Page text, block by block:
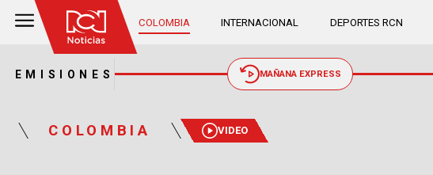
COLOMBIA INTERNACIONAL DEPORTES RCN
EMISIONES MAÑANA EXPRESS
COLOMBIA VIDEO